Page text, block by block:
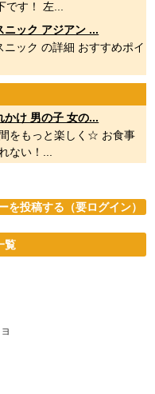
す！ 左...
ニック アジアン ...
ック の詳細 おすすめポイ
かけ 男の子 女の...
をもっと楽しく☆ お食事
ない！...
を投稿する（要ログイン）
覧